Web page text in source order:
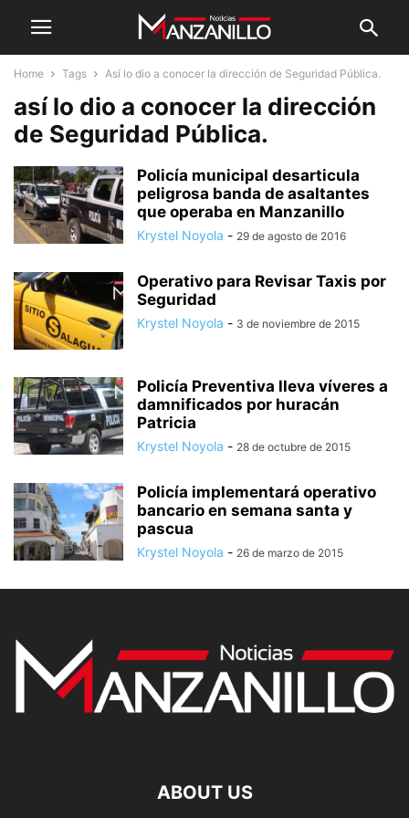
Home Tags Así lo dio a conocer la dirección de Seguridad Pública.
así lo dio a conocer la dirección
de Seguridad Pública.
Policía municipal desarticula
peligrosa banda de asaltantes
que operaba en Manzanillo
Krystel Noyola - 29 de agosto de 2016
Operativo para Revisar Taxis por
Seguridad
Krystel Noyola - 3 de noviembre de 2015
Policía Preventiva lleva víveres a
damnificados por huracán
Patricia
Krystel Noyola - 28 de octubre de 2015
Policía implementará operativo
bancario en semana santa y
pascua
Krystel Noyola - 26 de marzo de 2015
ABOUT US